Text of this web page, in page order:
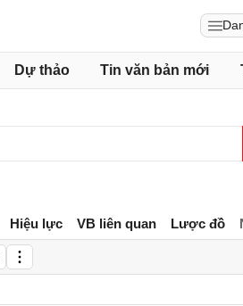
Dự thảo Tin văn bản mới
Hiệu lực VB liên quan Lược đồ